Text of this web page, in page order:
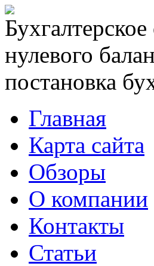
нулевого
постановка
Главная
Карта сайта
Обзоры
О компании
Контакты
Статьи